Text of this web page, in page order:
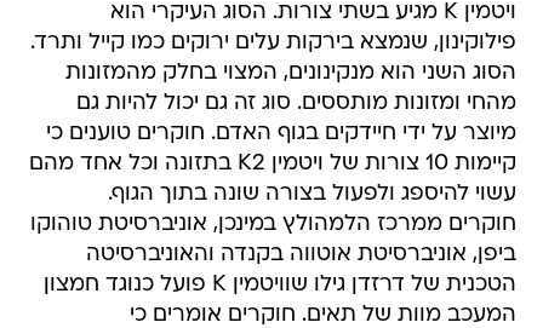
ויטמין K מגיע בשתי צורות. הסוג העיקרי הוא
פילוקינון, שנמצא בירקות עלים ירוקים כמו קייל ותרד.
הסוג השני הוא מנקינונים, המצוי בחלק מהמזונות
מהחי ומזונות מותססים. סוג זה גם יכול להיות גם
מיוצר על ידי חיידקים בגוף האדם. חוקרים טוענים כי
קיימות 10 צורות של ויטמין K2 בתזונה וכל אחד מהם
עשוי להיספג ולפעול בצורה שונה בתוך הגוף.
חוקרים ממרכז הלמהולץ במינכן, אוניברסיטת טוהוקו
ביפן, אוניברסיטת אוטווה בקנדה והאוניברסיטה
הטכנית של דרזדן גילו שוויטמין K פועל כנוגד חמצון
המעכב מוות של תאים. חוקרים אומרים כי